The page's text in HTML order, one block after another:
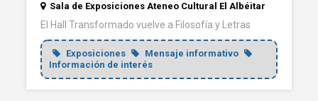
Sala de Exposiciones Ateneo Cultural El Albéitar
El Hall Transformado vuelve a Filosofía y Letras
Exposiciones
Mensaje informativo
Información de interés